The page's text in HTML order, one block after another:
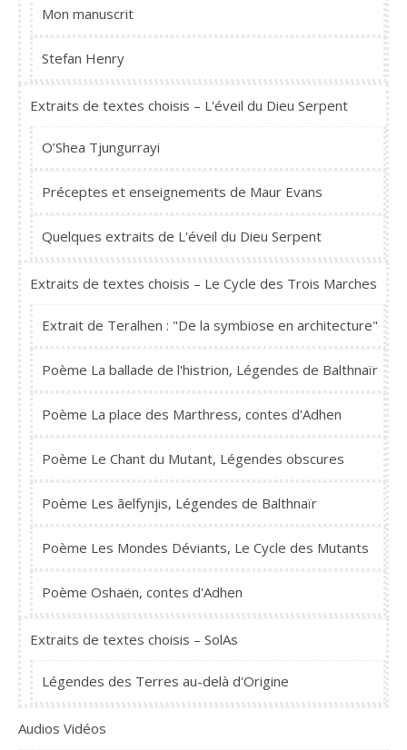
Mon manuscrit
Stefan Henry
Extraits de textes choisis – L'éveil du Dieu Serpent
O’Shea Tjungurrayi
Préceptes et enseignements de Maur Evans
Quelques extraits de L'éveil du Dieu Serpent
Extraits de textes choisis – Le Cycle des Trois Marches
Extrait de Teralhen : "De la symbiose en architecture"
Poème La ballade de l'histrion, Légendes de Balthnaïr
Poème La place des Marthress, contes d'Adhen
Poème Le Chant du Mutant, Légendes obscures
Poème Les ãelfynjis, Légendes de Balthnaïr
Poème Les Mondes Déviants, Le Cycle des Mutants
Poème Oshaën, contes d'Adhen
Extraits de textes choisis – SolAs
Légendes des Terres au-delà d'Origine
Audios Vidéos